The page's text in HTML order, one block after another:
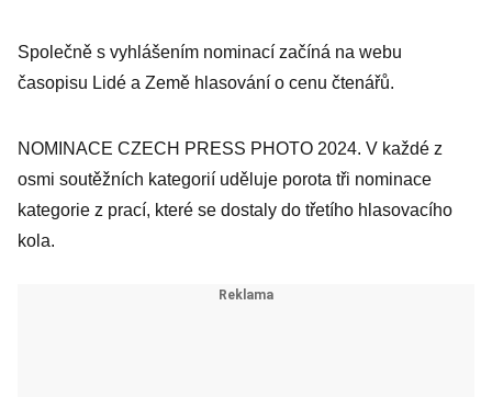
Společně s vyhlášením nominací začíná na webu
časopisu Lidé a Země hlasování o cenu čtenářů.
NOMINACE CZECH PRESS PHOTO 2024. V každé z
osmi soutěžních kategorií uděluje porota tři nominace
kategorie z prací, které se dostaly do třetího hlasovacího
kola.